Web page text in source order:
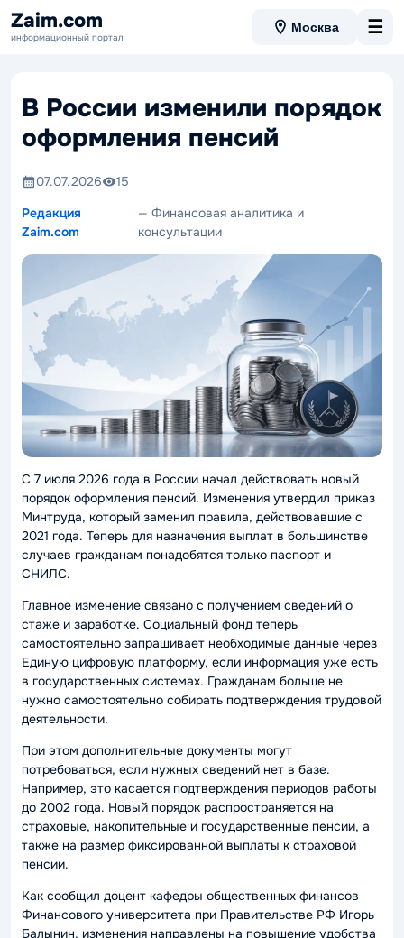
Zaim.com
информационный портал
Москва ☰
В России изменили порядок
оформления пенсий
07.07.2026
15
Редакция
Zaim.com
— Финансовая аналитика и
консультации
С 7 июля 2026 года в России начал действовать новый
порядок оформления пенсий. Изменения утвердил приказ
Минтруда, который заменил правила, действовавшие с
2021 года. Теперь для назначения выплат в большинстве
случаев гражданам понадобятся только паспорт и
СНИЛС.
Главное изменение связано с получением сведений о
стаже и заработке. Социальный фонд теперь
самостоятельно запрашивает необходимые данные через
Единую цифровую платформу, если информация уже есть
в государственных системах. Гражданам больше не
нужно самостоятельно собирать подтверждения трудовой
деятельности.
При этом дополнительные документы могут
потребоваться, если нужных сведений нет в базе.
Например, это касается подтверждения периодов работы
до 2002 года. Новый порядок распространяется на
страховые, накопительные и государственные пенсии, а
также на размер фиксированной выплаты к страховой
пенсии.
Как сообщил доцент кафедры общественных финансов
Финансового университета при Правительстве РФ Игорь
Балынин, изменения направлены на повышение удобства